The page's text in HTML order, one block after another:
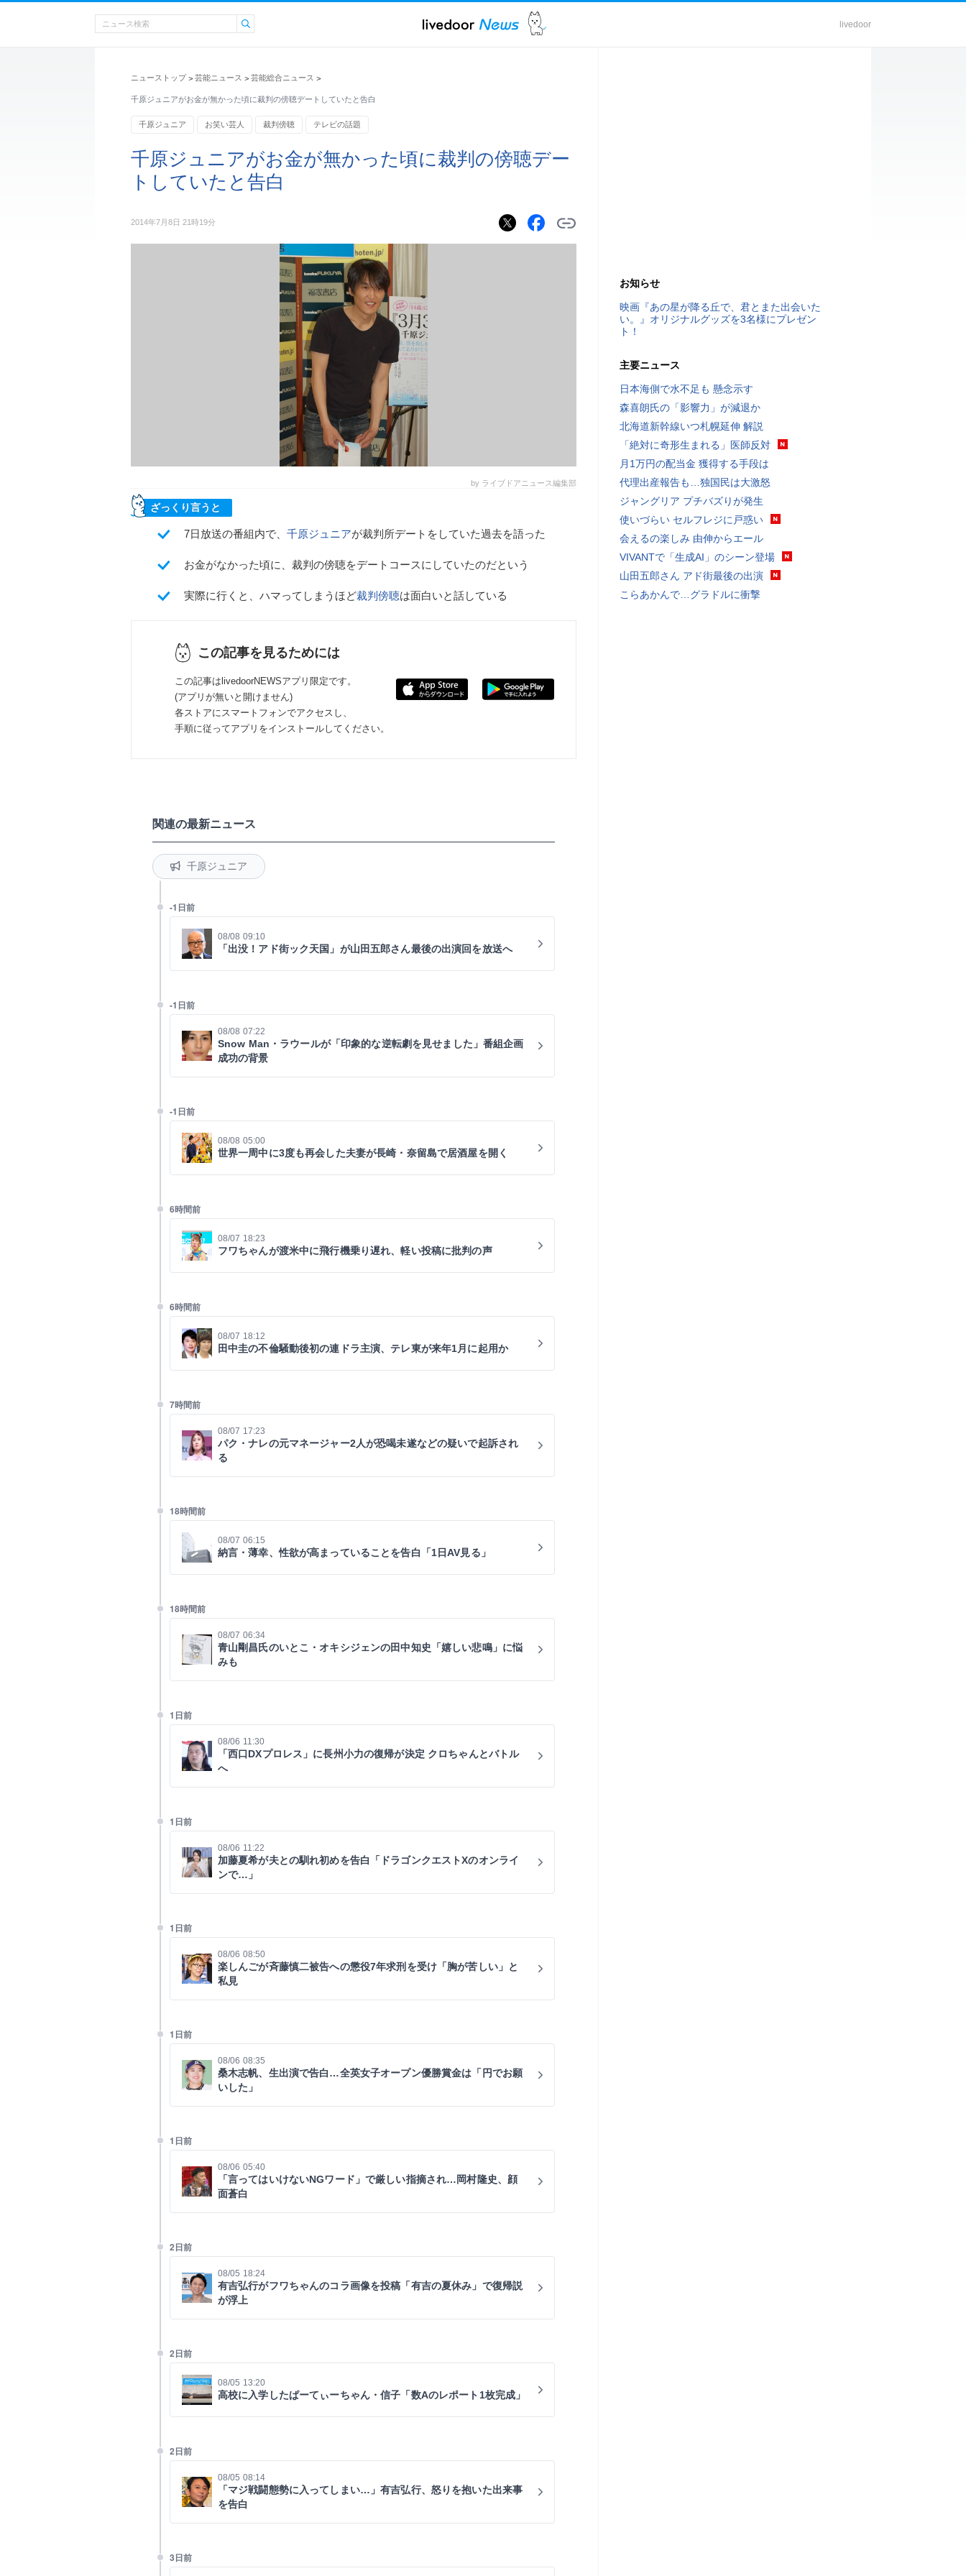
livedoor
ニューストップ > 芸能ニュース > 芸能総合ニュース >
千原ジュニアがお金が無かった頃に裁判の傍聴デートしていたと告白
千原ジュニア お笑い芸人 裁判傍聴 テレビの話題
千原ジュニアがお金が無かった頃に裁判の傍聴デー
トしていたと告白
2014年7月8日 21時19分
by ライブドアニュース編集部
ざっくり言うと
7日放送の番組内で、 千原ジュニアが裁判所デートをしていた過去を語った
お金がなかった頃に、裁判の傍聴をデートコースにしていたのだという
実際に行くと、ハマってしまうほど裁判傍聴は面白いと話している
この記事を見るためには
この記事はlivedoorNEWSアプリ限定です。
(アプリが無いと開けません)
各ストアにスマートフォンでアクセスし、
手順に従ってアプリをインストールしてください。
関連の最新ニュース
千原ジュニア
-1日前
08/08 09:10
「出没！アド街ック天国」が山田五郎さん最後の出演回を放送へ
-1日前
08/08 07:22
Snow Man・ラウールが「印象的な逆転劇を見せました」番組企画
成功の背景
-1日前
08/08 05:00
世界一周中に3度も再会した夫妻が長崎・奈留島で居酒屋を開く
6時間前
08/07 18:23
フワちゃんが渡米中に飛行機乗り遅れ、軽い投稿に批判の声
6時間前
08/07 18:12
田中圭の不倫騒動後初の連ドラ主演、テレ東が来年1月に起用か
7時間前
08/07 17:23
パク・ナレの元マネージャー2人が恐喝未遂などの疑いで起訴され
る
18時間前
08/07 06:15
納言・薄幸、性欲が高まっていることを告白「1日AV見る」
18時間前
08/07 06:34
青山剛昌氏のいとこ・オキシジェンの田中知史「嬉しい悲鳴」に悩
みも
1日前
08/06 11:30
「西口DXプロレス」に長州小力の復帰が決定 クロちゃんとバトル
へ
1日前
08/06 11:22
加藤夏希が夫との馴れ初めを告白「ドラゴンクエストXのオンライ
ンで…」
1日前
08/06 08:50
楽しんごが斉藤慎二被告への懲役7年求刑を受け「胸が苦しい」と
私見
1日前
08/06 08:35
桑木志帆、生出演で告白…全英女子オープン優勝賞金は「円でお願
いした」
1日前
08/06 05:40
「言ってはいけないNGワード」で厳しい指摘され…岡村隆史、顔
面蒼白
2日前
08/05 18:24
有吉弘行がフワちゃんのコラ画像を投稿「有吉の夏休み」で復帰説
が浮上
2日前
08/05 13:20
高校に入学したぱーてぃーちゃん・信子「数Aのレポート1枚完成」
2日前
08/05 08:14
「マジ戦闘態勢に入ってしまい…」有吉弘行、怒りを抱いた出来事
を告白
3日前
お知らせ
映画『あの星が降る丘で、君とまた出会いた
い。』オリジナルグッズを3名様にプレゼン
ト！
主要ニュース
日本海側で水不足も 懸念示す
森喜朗氏の「影響力」が減退か
北海道新幹線いつ札幌延伸 解説
「絶対に奇形生まれる」医師反対
月1万円の配当金 獲得する手段は
代理出産報告も…独国民は大激怒
ジャングリア プチバズりが発生
使いづらい セルフレジに戸惑い
会えるの楽しみ 由伸からエール
VIVANTで「生成AI」のシーン登場
山田五郎さん アド街最後の出演
こらあかんで…グラドルに衝撃